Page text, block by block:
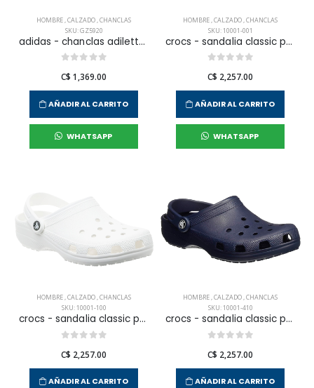
HOMBRE,CALZADO,CHANCLAS
SKU: GZ5920
adidas - chanclas adilette shower para hombre
C$ 1,369.00
AÑADIR AL CARRITO
WHATSAPP
HOMBRE,CALZADO,CHANCLAS
SKU: 10001-001
crocs - sandalia classic para hombre
C$ 2,257.00
AÑADIR AL CARRITO
WHATSAPP
HOMBRE,CALZADO,CHANCLAS
SKU: 10001-100
crocs - sandalia classic para hombre
C$ 2,257.00
AÑADIR AL CARRITO
HOMBRE,CALZADO,CHANCLAS
SKU: 10001-410
crocs - sandalia classic para hombre
C$ 2,257.00
AÑADIR AL CARRITO